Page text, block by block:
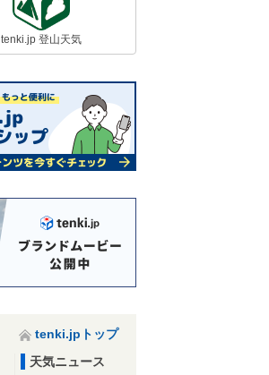
tenki.jp 登山天気
tenki.jpトップ
天気ニュース